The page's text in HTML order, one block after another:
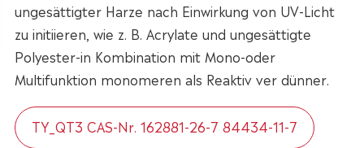
ungesättigter Harze nach Einwirkung von UV-Licht
zu initiieren, wie z. B. Acrylate und ungesättigte
Polyester-in Kombination mit Mono-oder
Multifunktion monomeren als Reaktiv ver dünner.
TY_QT3 CAS-Nr. 162881-26-7 84434-11-7